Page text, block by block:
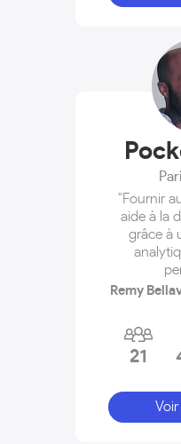
"Fournir
aide à la
grâce à
Remy
21